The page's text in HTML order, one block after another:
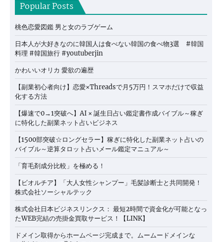
Popular Posts
桃色恋愛図鑑 男と女のラブゲーム
日本人が大好きなのに韓国人は食べない韓国の食べ物3選 #韓国
料理 #韓国旅行 #youtuberjin
かわいいオリカ 愛欲の遍歴
【副業初心者向け】恋愛×Threadsで月5万円！スマホだけで収益
化する方法
【爆速で0→1突破へ】AI × 誕生日占い鑑定書作成バイブル～稼ぎ
に特化した副業ネット占いビジネス
【1500部突破☆ロングセラー】稼ぎに特化した副業ネット占いの
バイブル～逆算タロット占いメール鑑定マニュアル～
「育毛剤成分比較」を極める！
【ビオルチア】「大人女性シャンプー」毛髪診断士と共同開発！
株式会社ソーシャルテック
株式会社日本ビジネスリンクス： 最短2時間で資金化が可能となっ
たWEB完結の売掛金買取サービス！【LINK】
ドメイン取得からホームページ完成まで。ムームードメインな